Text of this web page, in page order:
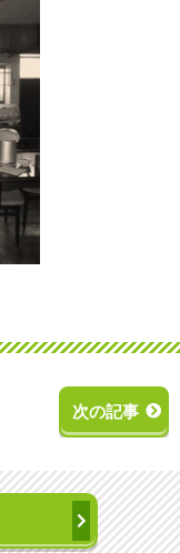
次の記事